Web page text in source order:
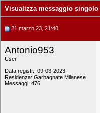
Visualizza messaggio singolo
21 marzo 23, 21:40
Antonio953
User
Data registr.: 09-03-2023
Residenza: Garbagnate Milanese
Messaggi: 476